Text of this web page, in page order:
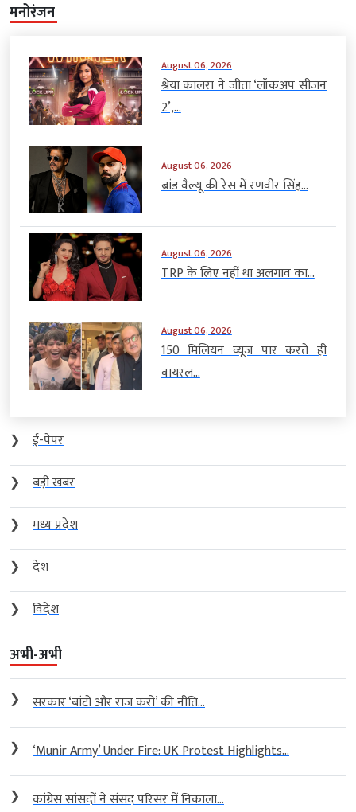
मनोरंजन
August 06, 2026
श्रेया कालरा ने जीता ‘लॉकअप सीजन
2’,...
August 06, 2026
ब्रांड वैल्यू की रेस में रणवीर सिंह...
August 06, 2026
TRP के लिए नहीं था अलगाव का...
August 06, 2026
150 मिलियन व्यूज पार करते ही
वायरल...
❯
ई-पेपर
❯
बड़ी खबर
❯
मध्य प्रदेश
❯
देश
❯
विदेश
अभी-अभी
❯ सरकार ‘बांटो और राज करो’ की नीति...
❯ ‘Munir Army’ Under Fire: UK Protest Highlights...
❯ कांग्रेस सांसदों ने संसद परिसर में निकाला...